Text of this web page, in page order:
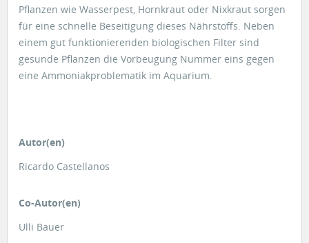
Pflanzen wie Wasserpest, Hornkraut oder Nixkraut sorgen
für eine schnelle Beseitigung dieses Nährstoffs. Neben
einem gut funktionierenden biologischen Filter sind
gesunde Pflanzen die Vorbeugung Nummer eins gegen
eine Ammoniakproblematik im Aquarium.
Autor(en)
Ricardo Castellanos
Co-Autor(en)
Ulli Bauer